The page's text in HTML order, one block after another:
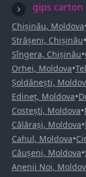
gips carton
Chișinău, Moldova
Strășeni, Chișinău•
Sîngera, Chișinău•
Orhei, Moldova•
Șoldănești,
Edineț, Moldova•
Costești, Moldova•
Călărași, Moldova•
Cahul, Moldova•
Căușeni, Moldova•
Anenii Noi,